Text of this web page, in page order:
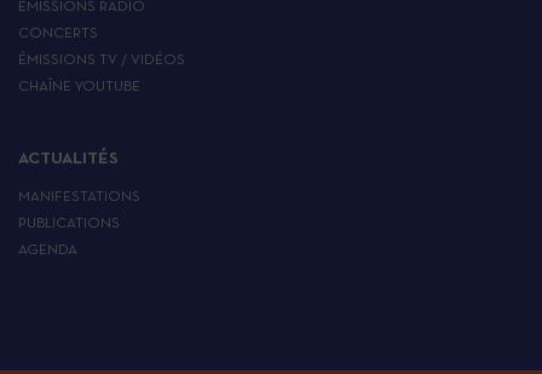
EMISSIONS RADIO
CONCERTS
ÉMISSIONS TV / VIDÉOS
CHAÎNE YOUTUBE
ACTUALITÉS
MANIFESTATIONS
PUBLICATIONS
AGENDA